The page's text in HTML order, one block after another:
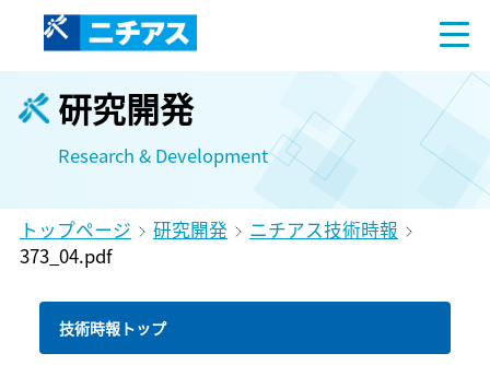
研究開発
Research & Development
トップページ 研究開発
ニチアス技術時報
373_04.pdf
技術時報トップ